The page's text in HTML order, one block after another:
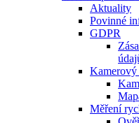
Aktuality
Povinné
GDPR
Kamerový
Měření